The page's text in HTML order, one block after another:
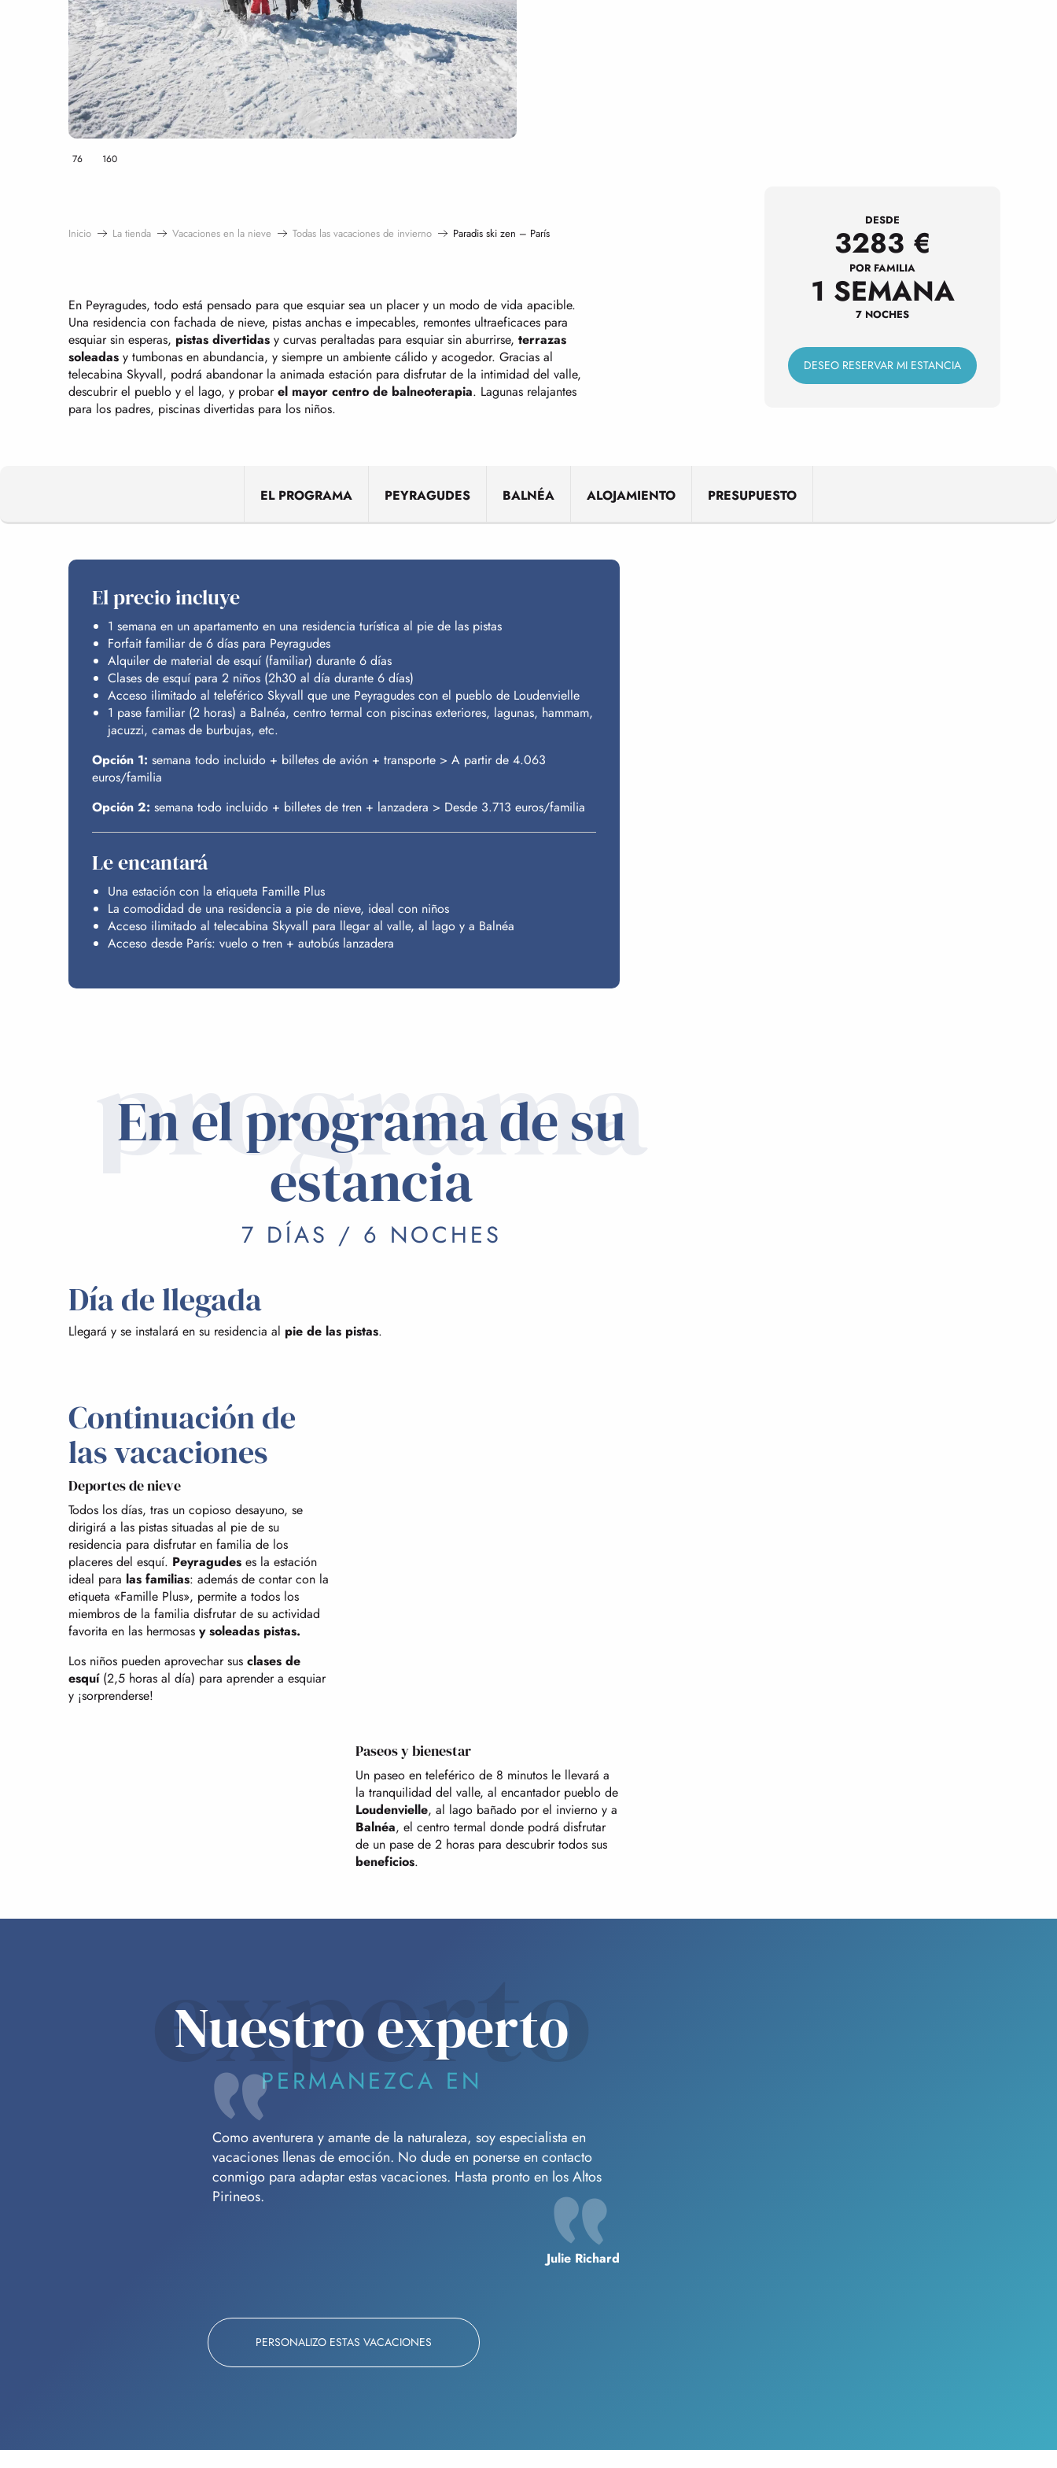
76 160
Inicio La tienda Vacaciones en la nieve Todas las vacaciones de invierno Paradis ski zen – París
En Peyragudes, todo está pensado para que esquiar sea un placer y un modo de vida apacible.
Una residencia con fachada de nieve, pistas anchas e impecables, remontes ultraeficaces para
esquiar sin esperas, pistas divertidas y curvas peraltadas para esquiar sin aburrirse, terrazas
soleadas y tumbonas en abundancia, y siempre un ambiente cálido y acogedor. Gracias al
telecabina Skyvall, podrá abandonar la animada estación para disfrutar de la intimidad del valle,
descubrir el pueblo y el lago, y probarel mayor centro de balneoterapia. Lagunas relajantes
para los padres, piscinas divertidas para los niños.
DESDE
3283 €
POR FAMILIA
1 SEMANA
7 NOCHES
DESEO RESERVAR MI ESTANCIA
EL PROGRAMA PEYRAGUDES BALNÉA ALOJAMIENTO PRESUPUESTO
El precio incluye
1 semana en un apartamento en una residencia turística al pie de las pistas
Forfait familiar de 6 días para Peyragudes
Alquiler de material de esquí (familiar) durante 6 días
Clases de esquí para 2 niños (2h30 al día durante 6 días)
Acceso ilimitado al teleférico Skyvall que une Peyragudes con el pueblo de Loudenvielle
1 pase familiar (2 horas) a Balnéa, centro termal con piscinas exteriores, lagunas, hammam,
jacuzzi, camas de burbujas, etc.
Opción 1: semana todo incluido + billetes de avión + transporte > A partir de 4.063
euros/familia
Opción 2: semana todo incluido + billetes de tren + lanzadera > Desde 3.713 euros/familia
Le encantará
Una estación con la etiqueta Famille Plus
La comodidad de una residencia a pie de nieve, ideal con niños
Acceso ilimitado al telecabina Skyvall para llegar al valle, al lago y a Balnéa
Acceso desde París: vuelo o tren + autobús lanzadera
programa
En el programa de su
estancia
7 DÍAS / 6 NOCHES
Día de llegada
Llegará y se instalará en su residencia al pie de las pistas.
Continuación de
las vacaciones
Deportes de nieve
Todos los días, tras un copioso desayuno, se
dirigirá a las pistas situadas al pie de su
residencia para disfrutar en familia de los
placeres del esquí. Peyragudes es la estación
ideal para las familias: además de contar con la
etiqueta «Famille Plus», permite a todos los
miembros de la familia disfrutar de su actividad
favorita en las hermosas y soleadas pistas.
Los niños pueden aprovechar sus clases de
esquí(2,5 horas al día) para aprender a esquiar
y ¡sorprenderse!
Paseos y bienestar
Un paseo en teleférico de 8 minutos le llevará a
la tranquilidad del valle, al encantador pueblo de
Loudenvielle, al lago bañado por el invierno y a
Balnéa, el centro termal donde podrá disfrutar
de un pase de 2 horas para descubrir todos sus
beneficios.
experto
Nuestro experto
PERMANEZCA EN
Como aventurera y amante de la naturaleza, soy especialista en
vacaciones llenas de emoción. No dude en ponerse en contacto
conmigo para adaptar estas vacaciones. Hasta pronto en los Altos
Pirineos.
Julie Richard
PERSONALIZO ESTAS VACACIONES